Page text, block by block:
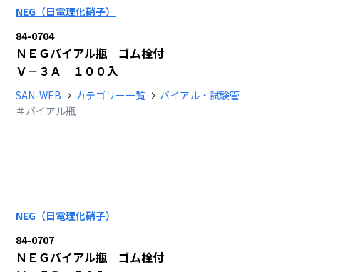
NEG（日電理化硝子）
84-0704
ＮＥＧバイアル瓶 ゴム栓付
Ｖ－３Ａ １００入
SAN-WEB カテゴリー一覧
バイアル・試験管
＃バイアル瓶
NEG（日電理化硝子）
84-0707
ＮＥＧバイアル瓶 ゴム栓付